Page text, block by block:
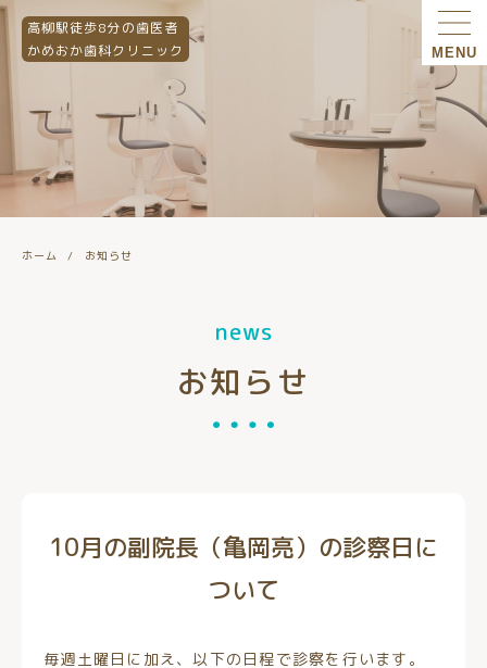
高柳駅徒歩8分の歯医者
かめおか歯科クリニック
ホーム お知らせ
news
お知らせ
10月の副院長（亀岡亮）の診察日に
ついて
毎週土曜日に加え、以下の日程で診察を行います。
MENU